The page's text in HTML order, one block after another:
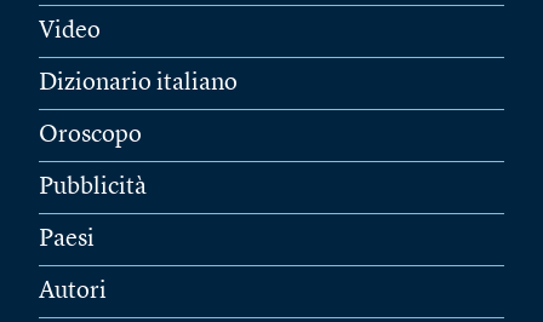
Video
Dizionario italiano
Oroscopo
Pubblicità
Paesi
Autori